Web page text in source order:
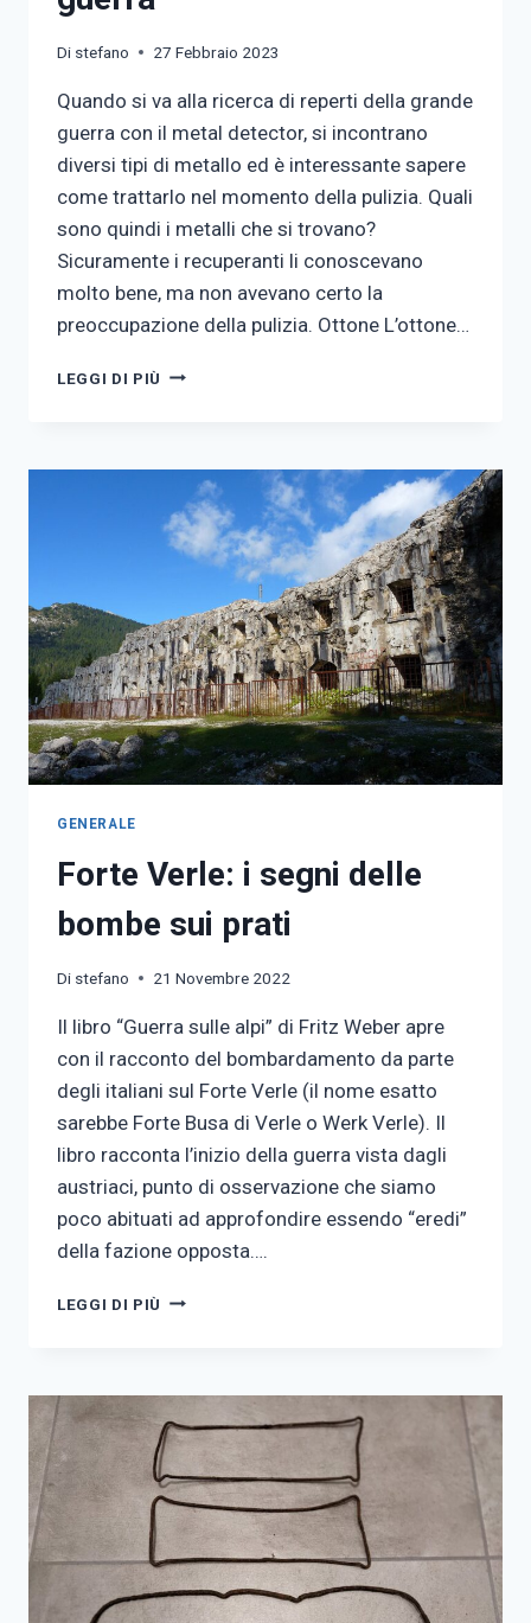
Di stefano 27 Febbraio 2023
Quando si va alla ricerca di reperti della grande
guerra con il metal detector, si incontrano
diversi tipi di metallo ed è interessante sapere
come trattarlo nel momento della pulizia. Quali
sono quindi i metalli che si trovano?
Sicuramente i recuperanti li conoscevano
molto bene, ma non avevano certo la
preoccupazione della pulizia. Ottone L’ottone…
LEGGI DI PIÙ
GUERRA
GENERALE
Forte Verle: i segni delle
bombe sui prati
Di stefano 21 Novembre 2022
Il libro “Guerra sulle alpi” di Fritz Weber apre
con il racconto del bombardamento da parte
degli italiani sul Forte Verle (il nome esatto
sarebbe Forte Busa di Verle o Werk Verle). Il
libro racconta l’inizio della guerra vista dagli
austriaci, punto di osservazione che siamo
poco abituati ad approfondire essendo “eredi”
della fazione opposta….
LEGGI DI PIÙ FORTE
DELLE
BOMBE
SUI
PRATI